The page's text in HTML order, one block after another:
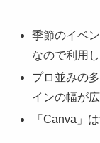
季節のイベ
なので利用
プロ並みの
インの幅が
「Canva」